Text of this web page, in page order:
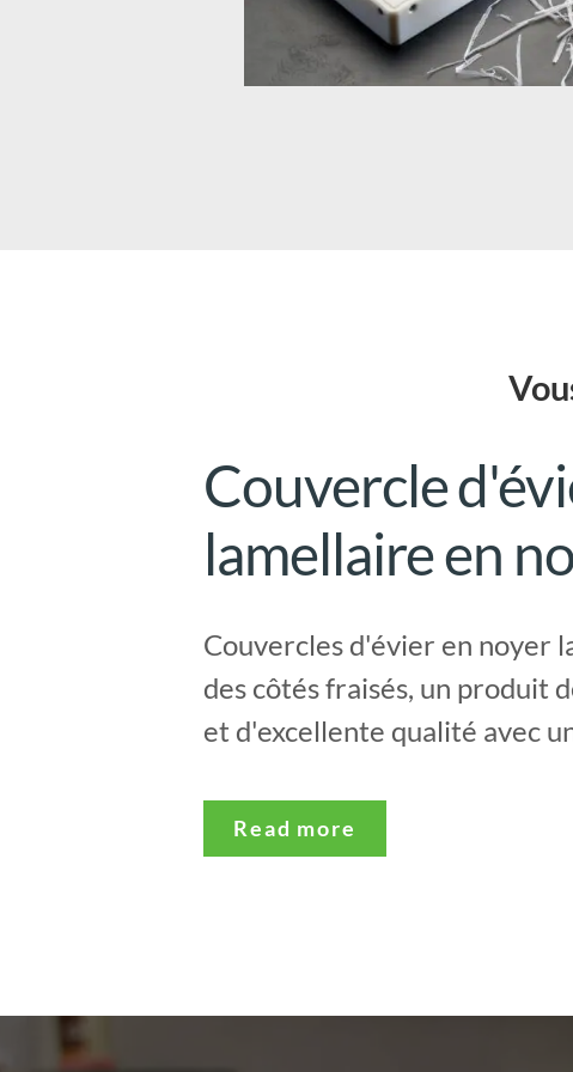
Couvercle
lamellaire en
Couvercles d'évier en noyer
des côtés fraisés, un produit
et d'excellente qualité avec
Read more